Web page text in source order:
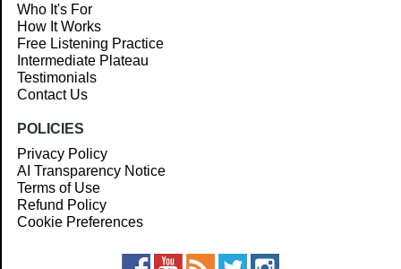
Who It's For
How It Works
Free Listening Practice
Intermediate Plateau
Testimonials
Contact Us
POLICIES
Privacy Policy
AI Transparency Notice
Terms of Use
Refund Policy
Cookie Preferences